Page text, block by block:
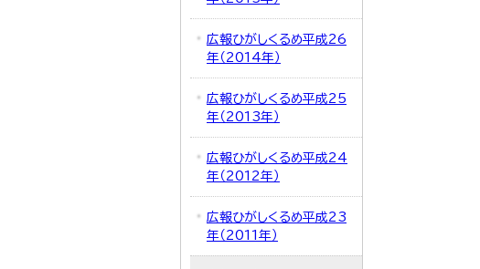
広報ひがしくるめ平成26
年（2014年）
広報ひがしくるめ平成25
年（2013年）
広報ひがしくるめ平成24
年（2012年）
広報ひがしくるめ平成23
年（2011年）